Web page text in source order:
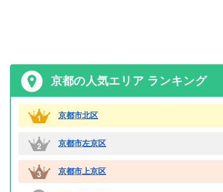
京都の人気エリア ランキング
京都市北区
京都市左京区
京都市上京区